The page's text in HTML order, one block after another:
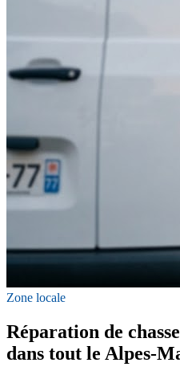
Zone locale
Réparation de
dans tout le Alpes-